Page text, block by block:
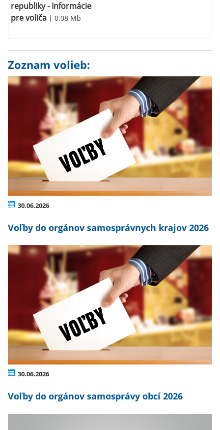
republiky - Informácie
pre voliča | 0.08 Mb
Zoznam volieb:
30.06.2026
Voľby do orgánov samosprávnych krajov 2026
30.06.2026
Voľby do orgánov samosprávy obcí 2026